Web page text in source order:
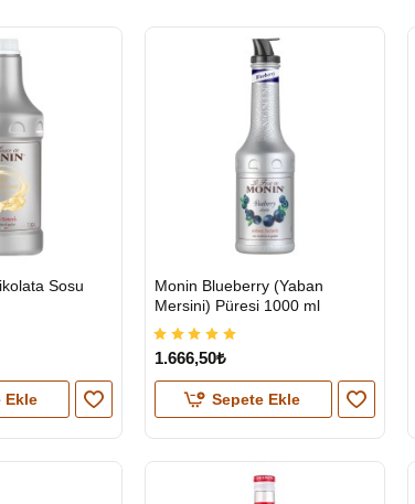
Sosu
Ekle
HIZLI
GÖNDERİ
Monin Blueberry (Yaban
Mersini) Püresi 1000 ml
1.666,50₺
Sepete Ekle